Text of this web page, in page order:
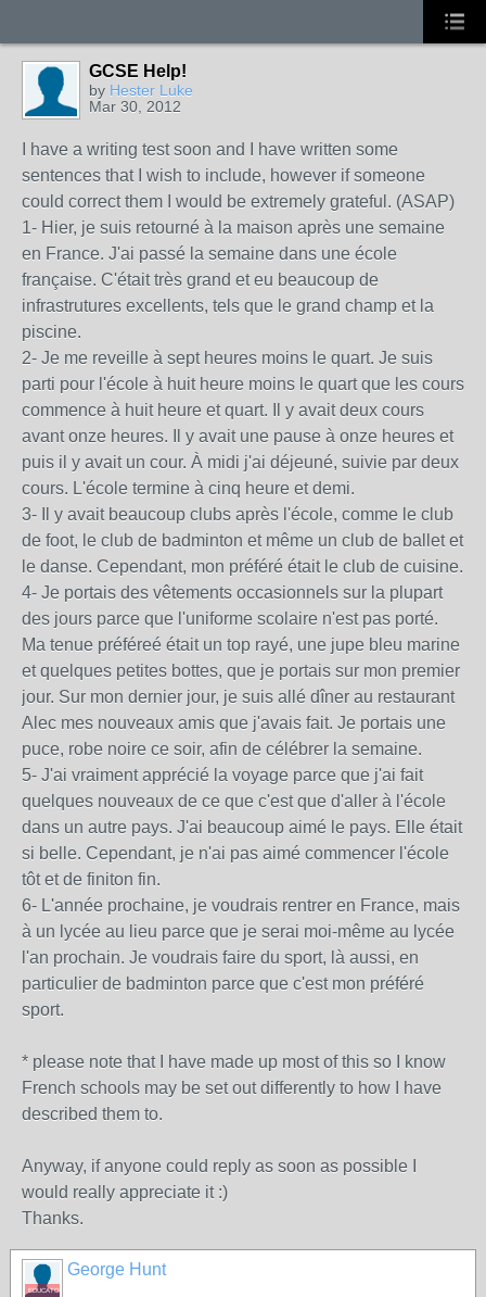
GCSE Help!
by Hester Luke
Mar 30, 2012
I have a writing test soon and I have written some
sentences that I wish to include, however if someone
could correct them I would be extremely grateful. (ASAP)
1- Hier, je suis retourné à la maison après une semaine
en France. J'ai passé la semaine dans une école
française. C'était très grand et eu beaucoup de
infrastrutures excellents, tels que le grand champ et la
piscine.
2- Je me reveille à sept heures moins le quart. Je suis
parti pour l'école à huit heure moins le quart que les cours
commence à huit heure et quart. Il y avait deux cours
avant onze heures. Il y avait une pause à onze heures et
puis il y avait un cour. À midi j'ai déjeuné, suivie par deux
cours. L'école termine à cinq heure et demi.
3- Il y avait beaucoup clubs après l'école, comme le club
de foot, le club de badminton et même un club de ballet et
le danse. Cependant, mon préféré était le club de cuisine.
4- Je portais des vêtements occasionnels sur la plupart
des jours parce que l'uniforme scolaire n'est pas porté.
Ma tenue préféreé était un top rayé, une jupe bleu marine
et quelques petites bottes, que je portais sur mon premier
jour. Sur mon dernier jour, je suis allé dîner au restaurant
Alec mes nouveaux amis que j'avais fait. Je portais une
puce, robe noire ce soir, afin de célébrer la semaine.
5- J'ai vraiment apprécié la voyage parce que j'ai fait
quelques nouveaux de ce que c'est que d'aller à l'école
dans un autre pays. J'ai beaucoup aimé le pays. Elle était
si belle. Cependant, je n'ai pas aimé commencer l'école
tôt et de finiton fin.
6- L'année prochaine, je voudrais rentrer en France, mais
à un lycée au lieu parce que je serai moi-même au lycée
l'an prochain. Je voudrais faire du sport, là aussi, en
particulier de badminton parce que c'est mon préféré
sport.
* please note that I have made up most of this so I know
French schools may be set out differently to how I have
described them to.
Anyway, if anyone could reply as soon as possible I
would really appreciate it :)
Thanks.
EDUCATOR
George Hunt